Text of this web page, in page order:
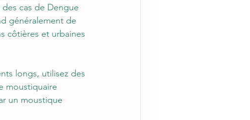
cas de Dengue
généralement de
côtières et urbaines
longs, utilisez des
moustiquaire
un moustique